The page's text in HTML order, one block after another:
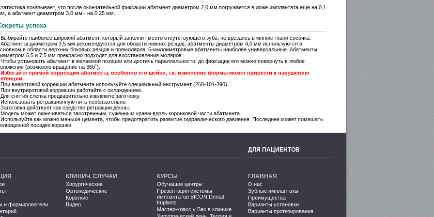
показывает, что после окончательной фиксации абатмент диаметром 2,0 мм погружается в ложе имплантата еще на 0,1
а абатмент диаметром 3.0 мм - на 0.25 мм.
успеха
Выбирайте наиболее широкий абатмент, который заполнит место отсутствующего зуба, не врезаясь в мягкие ткани сосочка.
Абатменты диаметром 3,5 мм рекомендуются для области нижних резцов; абатменты диаметром 4,0 мм используются в
в области верхних боковых резцов и премоляров. 5-миллиметровые абатменты наиболее универсальные. Абатменты
6,5 и 7,5 мм прекрасно подходят для восстановления моляров.
Чтобы установить абатмент в желаемой позиции или достичь параллельности, до фиксации его можно повернуть в любое
(возможно вращение на 360˚).
Избегайте прямой коррекции абатмента, особенно его шейки, т.к. изменение формы может привести к нарушению
При внеротовой коррекции абатмента используйте специальный инструмент (260-101-390).
При внутриротовой коррекции работайте с охлаждением.
Для снятия слепка предварительно извлеките заготовку.
Использовать ретракционную нить необязательно.
Заготовка действует как средство ретракции десны.
Модель может оканчиваться заостренным, суженным краем вдоль коронковой части абатмента.
Используйте как можно меньше цемента, чтобы предотвратить развитие гидравлического давления. Последнее может помешать
посадке коронки.
ДЛЯ ПАЦИЕНТОВ
и формирователи
КЛИНИЧ. СЛУЧАИ
Хирургические
Ортопедические
Короткие
Видео
КУРСЫ
Обучащие центры
Презентация системы
имплантатов BICON Dental
Implants
Мастер-класс у Вас в клинике
ГЛАВНАЯ
О нас
Зубные имплантаты
Преимущества
Варианты установки
Варианты протезирования